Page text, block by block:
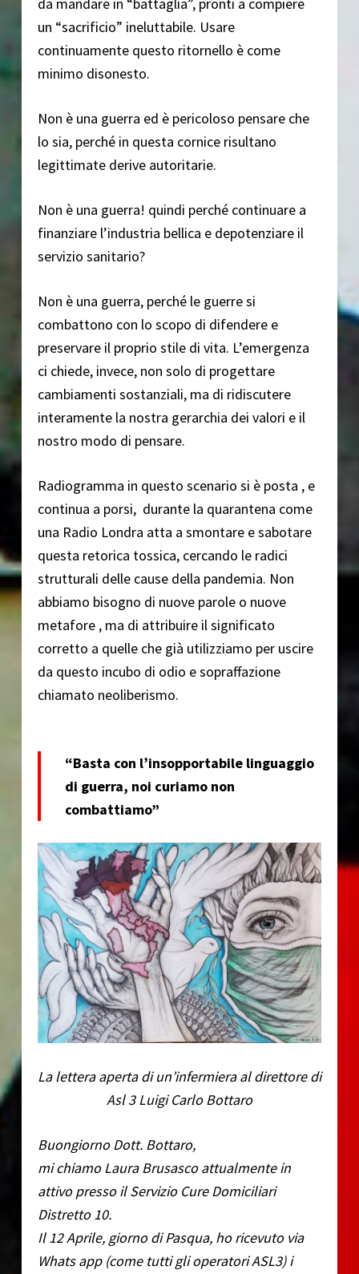
da mandare in “battaglia”, pronti a compiere
un “sacrificio” ineluttabile. Usare
continuamente questo ritornello è come
minimo disonesto.
Non è una guerra ed è pericoloso pensare che
lo sia, perché in questa cornice risultano
legittimate derive autoritarie.
Non è una guerra! quindi perché continuare a
finanziare l’industria bellica e depotenziare il
servizio sanitario?
Non è una guerra, perché le guerre si
combattono con lo scopo di difendere e
preservare il proprio stile di vita. L’emergenza
ci chiede, invece, non solo di progettare
cambiamenti sostanziali, ma di ridiscutere
interamente la nostra gerarchia dei valori e il
nostro modo di pensare.
Radiogramma in questo scenario si è posta , e
continua a porsi, durante la quarantena come
una Radio Londra atta a smontare e sabotare
questa retorica tossica, cercando le radici
strutturali delle cause della pandemia. Non
abbiamo bisogno di nuove parole o nuove
metafore , ma di attribuire il significato
corretto a quelle che già utilizziamo per uscire
da questo incubo di odio e sopraffazione
chiamato neoliberismo.
“Basta con l’insopportabile linguaggio
di guerra, noi curiamo non
combattiamo”
La lettera aperta di un’infermiera al direttore di
Asl 3 Luigi Carlo Bottaro
Buongiorno Dott. Bottaro,
mi chiamo Laura Brusasco attualmente in
attivo presso il Servizio Cure Domiciliari
Distretto 10.
Il 12 Aprile, giorno di Pasqua, ho ricevuto via
Whats app (come tutti gli operatori ASL3) i